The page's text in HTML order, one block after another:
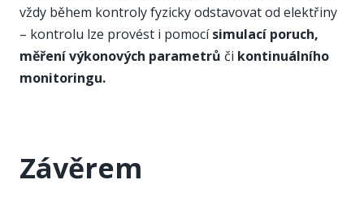
vždy během kontroly fyzicky odstavovat od elektřiny
– kontrolu lze provést i pomocísimulací poruch,
měření výkonových parametrů či kontinuálního
monitoringu.
Závěrem